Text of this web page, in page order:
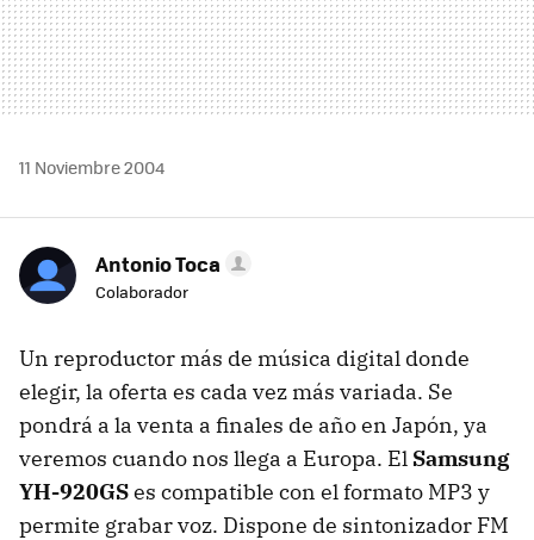
11 Noviembre 2004
Antonio Toca
Colaborador
Un reproductor más de música digital donde
elegir, la oferta es cada vez más variada. Se
pondrá a la venta a finales de año en Japón, ya
veremos cuando nos llega a Europa. El Samsung
YH-920GSes compatible con el formato MP3 y
permite grabar voz. Dispone de sintonizador FM